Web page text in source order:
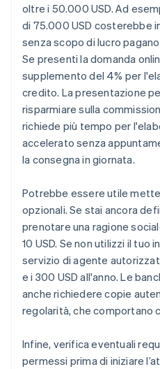
oltre i 50.000 USD. Ad
di 75.000 USD costerebbe
senza scopo di lucro
Se presenti la domanda
supplemento del 4% per
credito. La presentazione
risparmiare sulla
richiede più tempo per
accelerato senza
la consegna in giornata.
Potrebbe essere utile
opzionali. Se stai ancora
prenotare una ragione
10 USD. Se non utilizzi il tuo
servizio di agente
e i 300 USD all'anno. Le
anche richiedere copie
regolarità, che comportano
Infine, verifica eventuali
permessi prima di iniziare